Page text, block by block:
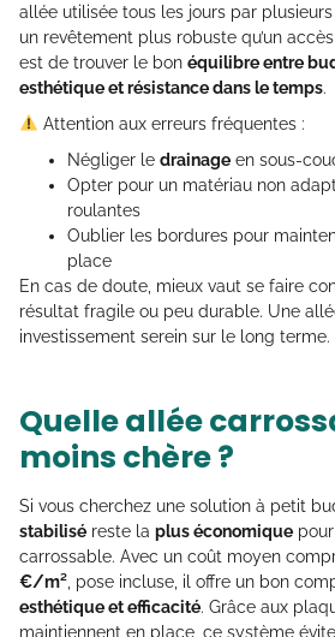
allée utilisée tous les jours par
un revêtement plus robuste qu’un
est de trouver le bon équilibre entre
esthétique et résistance dans le temps.
Attention aux erreurs fréquentes :
Négliger le drainage en sous-
Opter pour un matériau non
roulantes
Oublier les bordures pour
place
En cas de doute, mieux vaut se faire
résultat fragile ou peu durable. Une
investissement serein sur le long terme.
Quelle allée
moins chère ?
Si vous cherchez une solution à petit
stabilisé reste la plus économique pour
carrossable. Avec un coût moyen
€/m² , pose incluse, il offre un bon
esthétique et efficacité. Grâce aux
maintiennent en place, ce système